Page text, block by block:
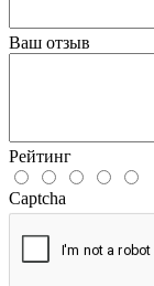
Ваш отзыв
Рейтинг
Captcha